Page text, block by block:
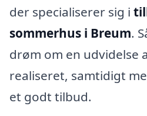
der specialiserer sig i
sommerhus i Breum.
drøm om en udvidelse
realiseret, samtidigt
et godt tilbud.